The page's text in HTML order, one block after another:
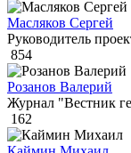
Масляков Сергей
Руководитель
854
Розанов Валерий
Журнал "Вестник
162